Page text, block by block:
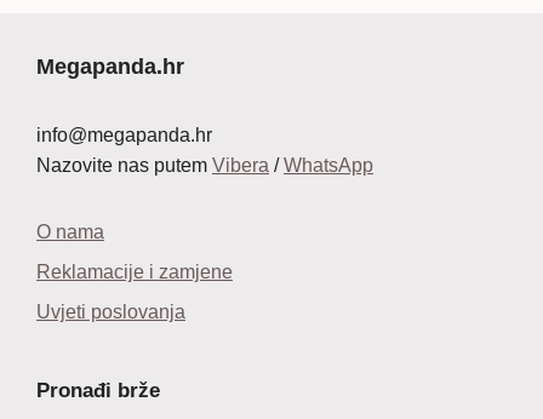
Megapanda.hr
info@megapanda.hr
Nazovite nas putem Vibera /WhatsApp
O nama
Reklamacije i zamjene
Uvjeti poslovanja
Pronađi brže